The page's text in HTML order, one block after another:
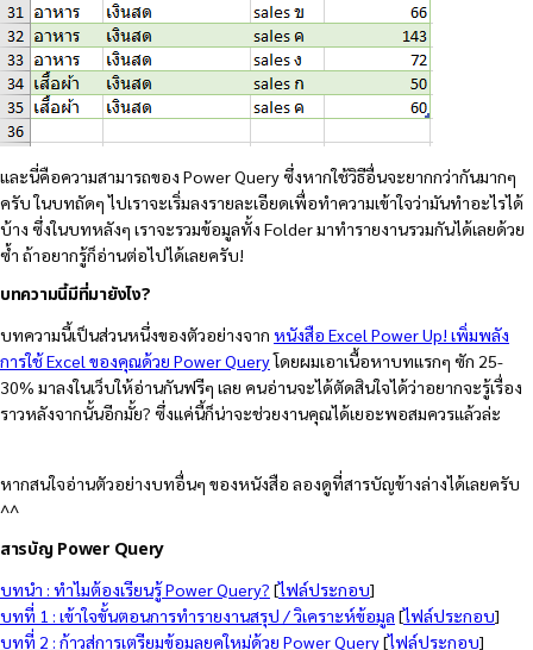
และนี่คือความสามารถของ Power Query ซึ่งหากใช้วิธีอื่นจะยากกว่ากันมากๆ
ครับ ในบทถัดๆ ไปเราจะเริ่มลงรายละเอียดเพื่อทำความเข้าใจว่ามันทำอะไรได้
บ้าง ซึ่งในบทหลังๆ เราจะรวมข้อมูลทั้ง Folder มาทำรายงานรวมกันได้เลยด้วย
ซ้ำ ถ้าอยากรู้ก็อ่านต่อไปได้เลยครับ!
บทความนี้มีที่มายังไง?
บทความนี้เป็นส่วนหนึ่งของตัวอย่างจาก หนังสือ Excel Power Up! เพิ่มพลัง
การใช้ Excel ของคุณด้วย Power Queryโดยผมเอาเนื้อหาบทแรกๆ ซัก 25-
30% มาลงในเว็บให้อ่านกันฟรีๆ เลย คนอ่านจะได้ตัดสินใจได้ว่าอยากจะรู้เรื่อง
ราวหลังจากนั้นอีกมั้ย? ซึ่งแค่นี้ก็น่าจะช่วยงานคุณได้เยอะพอสมควรแล้วล่ะ
หากสนใจอ่านตัวอย่างบทอื่นๆ ของหนังสือ ลองดูที่สารบัญข้างล่างได้เลยครับ
^^
สารบัญ Power Query
บทนำ : ทำไมต้องเรียนรู้ Power Query? [ไฟล์ประกอบ]
บทที่ 1 : เข้าใจขั้นตอนการทำรายงานสรุป / วิเคราะห์ข้อมูล [ไฟล์ประกอบ]
บทที่ 2 : ก้าวสู่การเตรียมข้อมูลยุคใหม่ด้วย Power Query[ไฟล์ประกอบ]